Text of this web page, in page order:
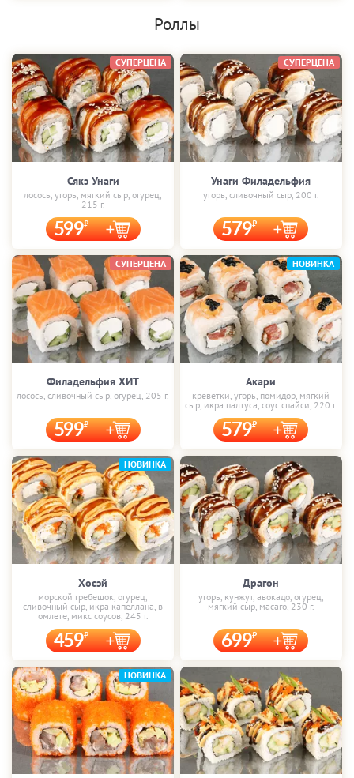
Роллы
Сякэ Унаги
лосось, угорь, мягкий сыр, огурец,
215 г.
599
СУПЕРЦЕНА
Унаги Филадельфия
угорь, сливочный сыр, 200 г.
579
СУПЕРЦЕНА
Филадельфия ХИТ
лосось, сливочный сыр, огурец, 205 г.
599
СУПЕРЦЕНА
Акари
креветки, угорь, помидор, мягкий
сыр, икра палтуса, соус спайси, 220 г.
579
НОВИНКА
Хосэй
морской гребешок, огурец,
сливочный сыр, икра капеллана, в
омлете, микс соусов, 245 г.
459
НОВИНКА
Драгон
угорь, кунжут, авокадо, огурец,
мягкий сыр, масаго, 230 г.
699
НОВИНКА